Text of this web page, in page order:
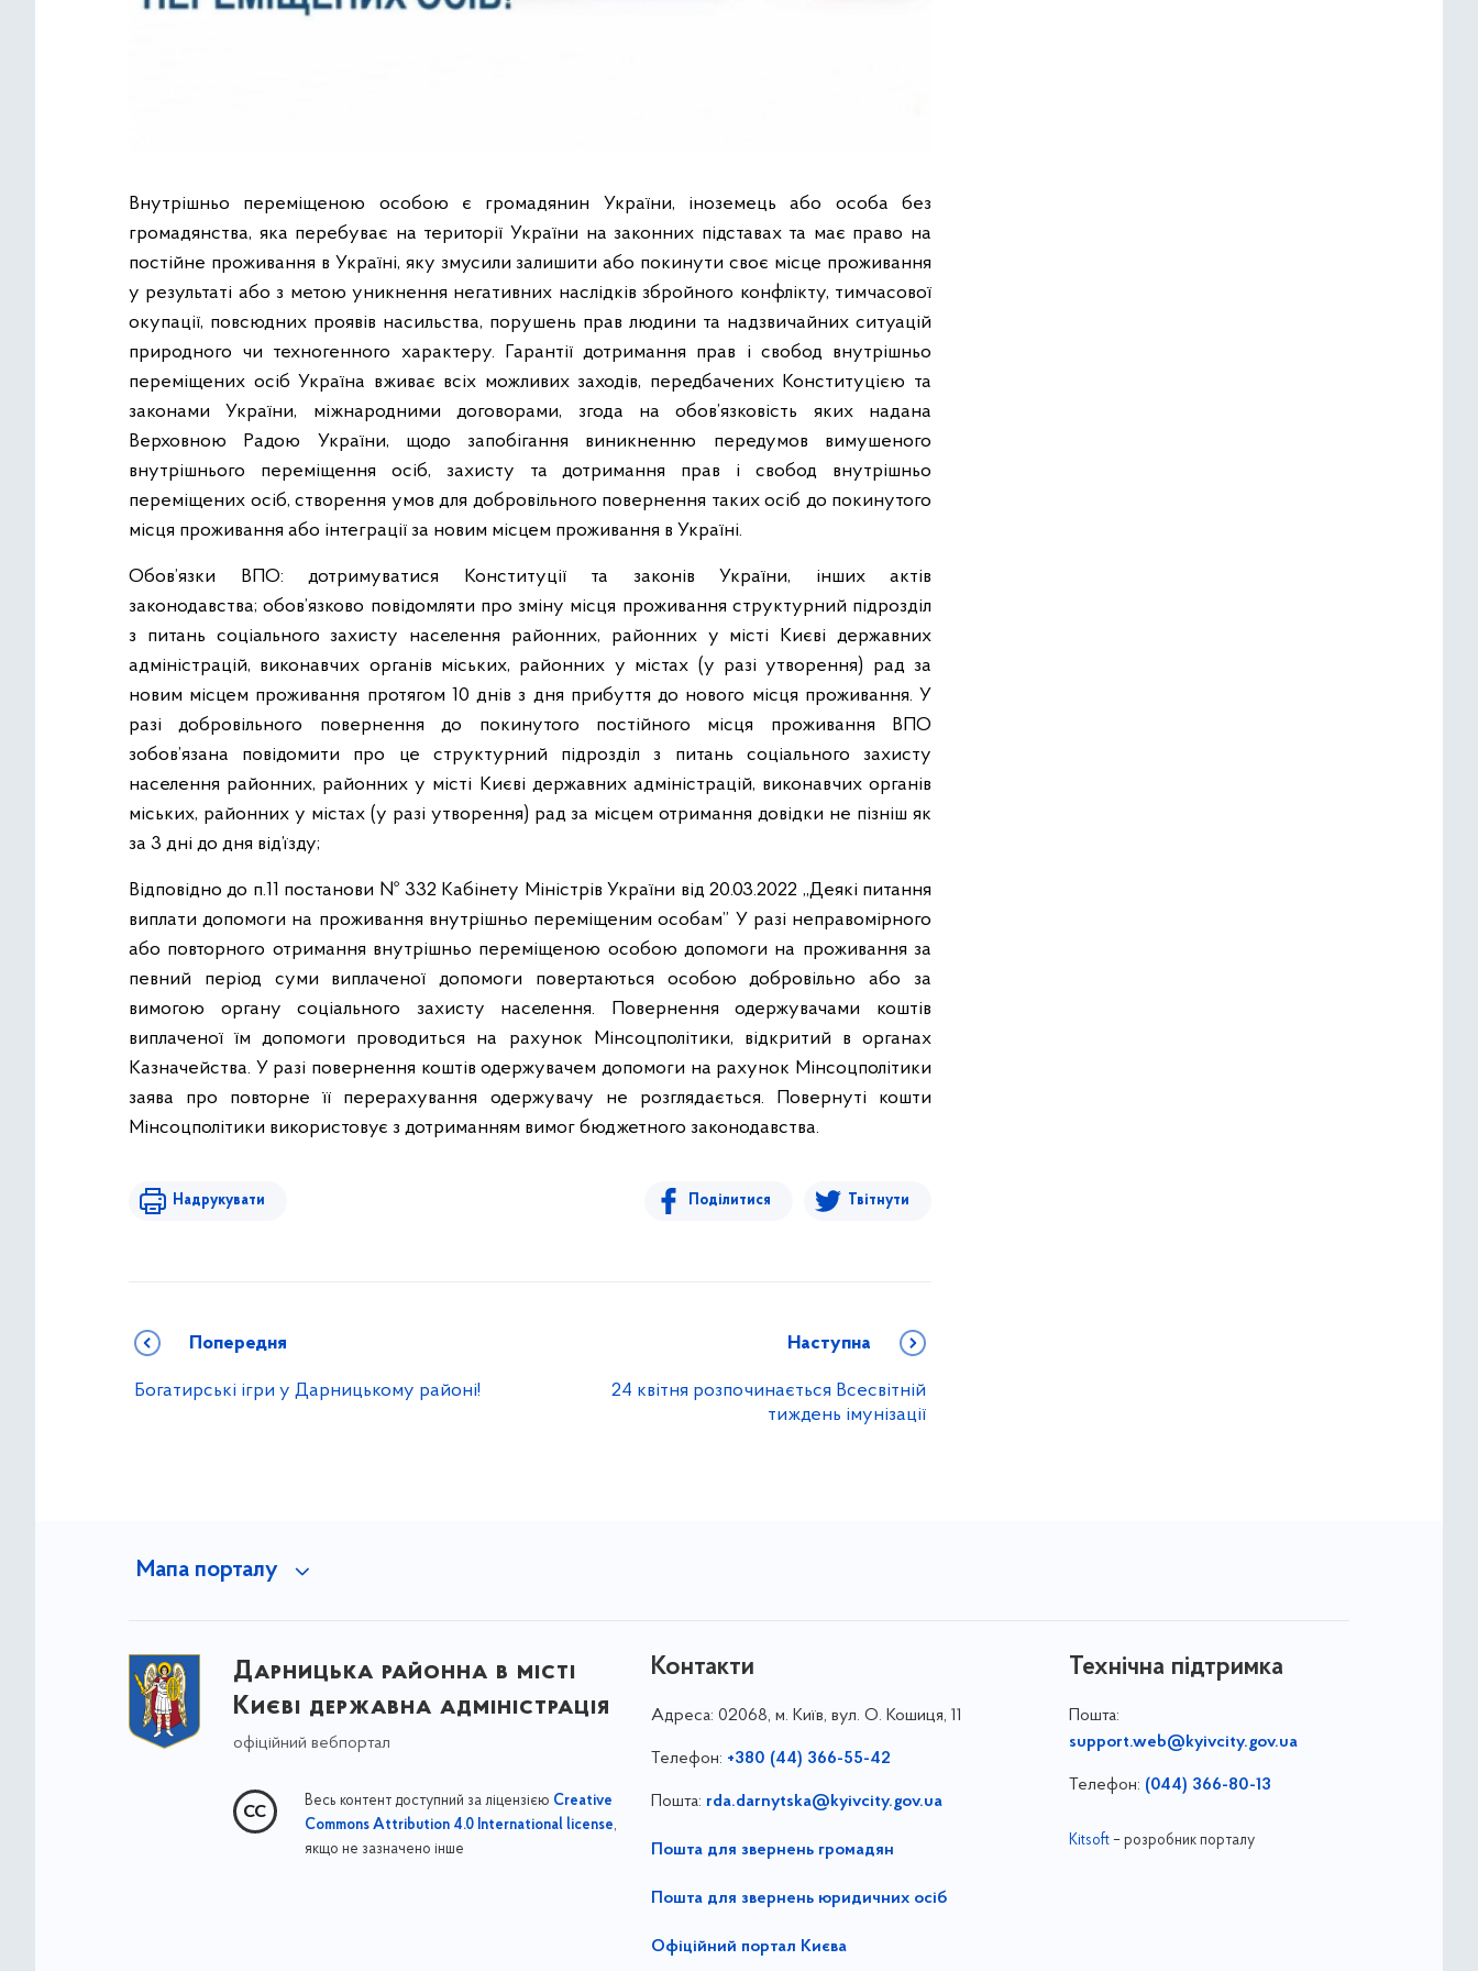
Внутрішньо переміщеною особою є громадянин України, іноземець або особа без
громадянства, яка перебуває на території України на законних підставах та має право на
постійне проживання в Україні, яку змусили залишити або покинути своє місце проживання
у результаті або з метою уникнення негативних наслідків збройного конфлікту, тимчасової
окупації, повсюдних проявів насильства, порушень прав людини та надзвичайних ситуацій
природного чи техногенного характеру. Гарантії дотримання прав і свобод внутрішньо
переміщених осіб Україна вживає всіх можливих заходів, передбачених Конституцією та
законами України, міжнародними договорами, згода на обов’язковість яких надана
Верховною Радою України, щодо запобігання виникненню передумов вимушеного
внутрішнього переміщення осіб, захисту та дотримання прав і свобод внутрішньо
переміщених осіб, створення умов для добровільного повернення таких осіб до покинутого
місця проживання або інтеграції за новим місцем проживання в Україні.
Обов’язки ВПО: дотримуватися Конституції та законів України, інших актів
законодавства; обов’язково повідомляти про зміну місця проживання структурний підрозділ
з питань соціального захисту населення районних, районних у місті Києві державних
адміністрацій, виконавчих органів міських, районних у містах (у разі утворення) рад за
новим місцем проживання протягом 10 днів з дня прибуття до нового місця проживання. У
разі добровільного повернення до покинутого постійного місця проживання ВПО
зобов’язана повідомити про це структурний підрозділ з питань соціального захисту
населення районних, районних у місті Києві державних адміністрацій, виконавчих органів
міських, районних у містах (у разі утворення) рад за місцем отримання довідки не пізніш як
за 3 дні до дня від’їзду;
Відповідно до п.11 постанови № 332 Кабінету Міністрів України від 20.03.2022 ,,Деякі питання
виплати допомоги на проживання внутрішньо переміщеним особам” У разі неправомірного
або повторного отримання внутрішньо переміщеною особою допомоги на проживання за
певний період суми виплаченої допомоги повертаються особою добровільно або за
вимогою органу соціального захисту населення. Повернення одержувачами коштів
виплаченої їм допомоги проводиться на рахунок Мінсоцполітики, відкритий в органах
Казначейства. У разі повернення коштів одержувачем допомоги на рахунок Мінсоцполітики
заява про повторне її перерахування одержувачу не розглядається. Повернуті кошти
Мінсоцполітики використовує з дотриманням вимог бюджетного законодавства.
Надрукувати Поділитися Твітнути
Попередня
Богатирські ігри у Дарницькому районі!
Наступна
24 квітня розпочинається Всесвітній
тиждень імунізації
Мапа порталу
Дарницька районна в місті
Києві державна адміністрація
офіційний вебпортал
Весь контент доступний за ліцензією Creative
Commons Attribution 4.0 International license,
якщо не зазначено інше
Контакти
Адреса: 02068, м. Київ, вул. О. Кошиця, 11
Телефон: +380 (44) 366-55-42
Пошта: rda.darnytska@kyivcity.gov.ua
Пошта для звернень громадян
Пошта для звернень юридичних осіб
Офіційний портал Києва
Технічна підтримка
Пошта:
support.web@kyivcity.gov.ua
Телефон: (044) 366-80-13
Kitsoft– розробник порталу